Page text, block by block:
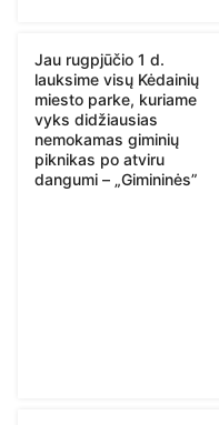
Jau rugpjūčio 1 d.
lauksime visų Kėdainių
miesto parke, kuriame
vyks didžiausias
nemokamas giminių
piknikas po atviru
dangumi – „Gimininės”